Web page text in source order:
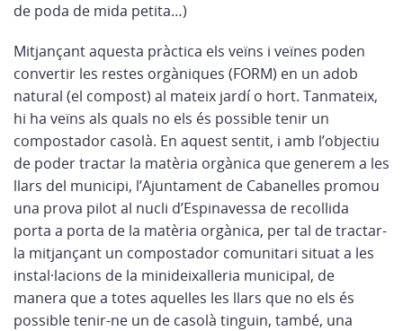
de poda de mida petita…)
Mitjançant aquesta pràctica els veïns i veïnes poden
convertir les restes orgàniques (FORM) en un adob
natural (el compost) al mateix jardí o hort. Tanmateix,
hi ha veïns als quals no els és possible tenir un
compostador casolà. En aquest sentit, i amb l’objectiu
de poder tractar la matèria orgànica que generem a les
llars del municipi, l’Ajuntament de Cabanelles promou
una prova pilot al nucli d’Espinavessa de recollida
porta a porta de la matèria orgànica, per tal de tractar-
la mitjançant un compostador comunitari situat a les
instal·lacions de la minideixalleria municipal, de
manera que a totes aquelles les llars que no els és
possible tenir-ne un de casolà tinguin, també, una